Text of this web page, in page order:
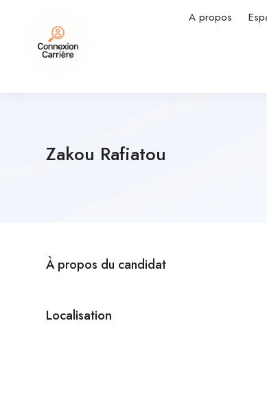
A propos
Zakou Rafiatou
À propos du candidat
Localisation